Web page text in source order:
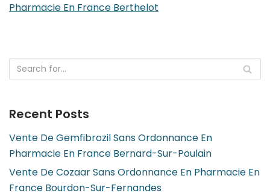
Pharmacie En France Berthelot
Recent Posts
Vente De Gemfibrozil Sans Ordonnance En
Pharmacie En France Bernard-Sur-Poulain
Vente De Cozaar Sans Ordonnance En Pharmacie En
France Bourdon-Sur-Fernandes